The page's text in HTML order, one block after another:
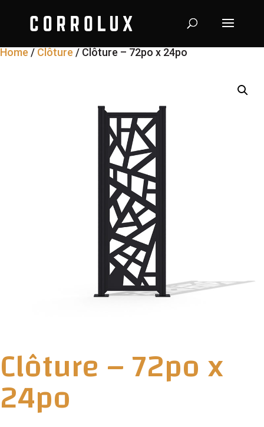
Home / Clôture / Clôture – 72po x 24po
Clôture – 72po x
24po